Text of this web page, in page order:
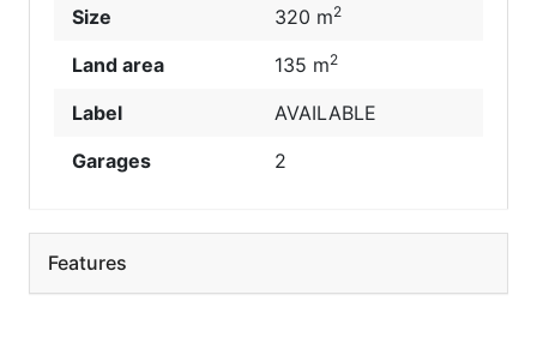
Size
320 m2
Land area 135 m2
Label
AVAILABLE
Garages
2
Features